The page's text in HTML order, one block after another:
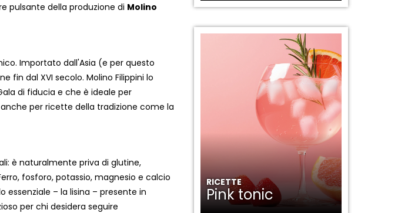
pulsante della produzione di Molino
Importato dall'Asia (e per questo
fin dal XVI secolo. Molino Filippini lo
di fiducia e che è ideale per
per ricette della tradizione come la
è naturalmente priva di glutine,
fosforo, potassio, magnesio e calcio
– la lisina – presente in
per chi desidera seguire
RICETTE
Pink tonic